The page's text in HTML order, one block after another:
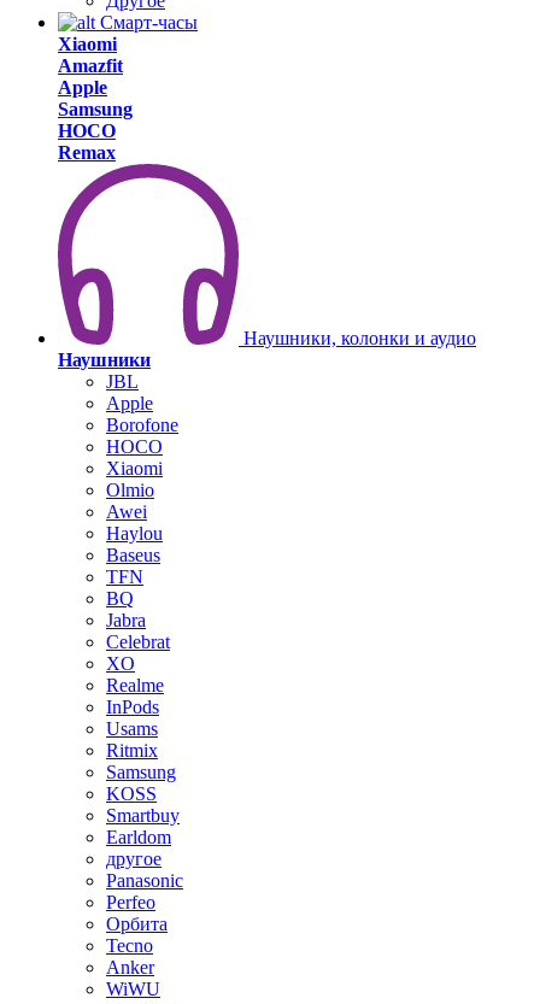
Смарт-часы
Xiaomi
Amazfit
Apple
Samsung
HOCO
Remax
Наушники, колонки и аудио
Наушники
JBL
Apple
Borofone
HOCO
Xiaomi
Olmio
Awei
Haylou
Baseus
TFN
BQ
Jabra
Celebrat
XO
Realme
InPods
Usams
Ritmix
Samsung
KOSS
Smartbuy
Earldom
другое
Panasonic
Perfeo
Орбита
Tecno
Anker
WiWU